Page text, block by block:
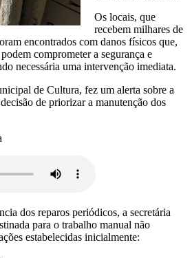
Os locais, que
recebem milhares de
encontrados com danos físicos que,
comprometer a segurança e
necessária uma intervenção imediata.
de Cultura, fez um alerta sobre a
de priorizar a manutenção dos
dos reparos periódicos, a secretária
para o trabalho manual não
estabelecidas inicialmente: